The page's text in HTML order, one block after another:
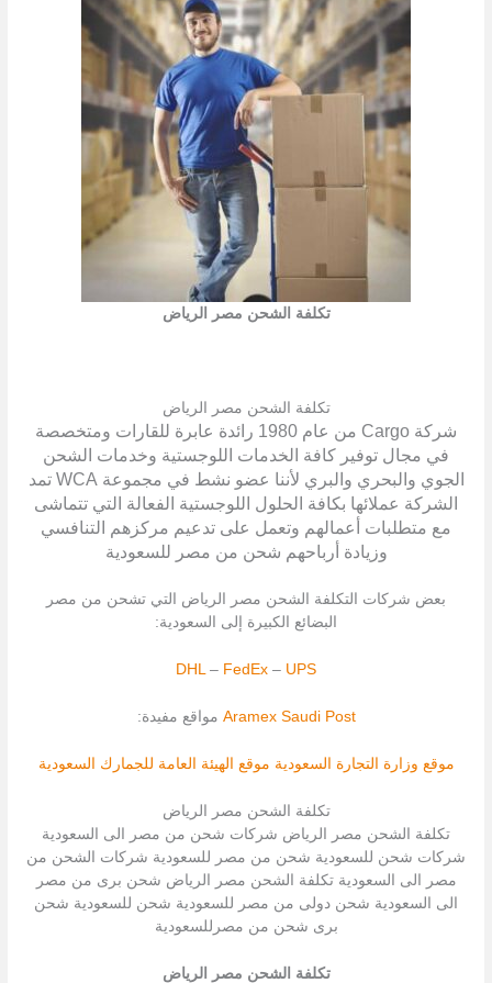
تكلفة الشحن مصر الرياض
تكلفة الشحن مصر الرياض
شركة Cargo من عام 1980 رائدة عابرة للقارات ومتخصصة
في مجال توفير كافة الخدمات اللوجستية وخدمات الشحن
الجوي والبحري والبري لأننا عضو نشط في مجموعة WCA تمد
الشركة عملائها بكافة الحلول اللوجستية الفعالة التي تتماشى
مع متطلبات أعمالهم وتعمل على تدعيم مركزهم التنافسي
وزيادة أرباحهم شحن من مصر للسعودية
بعض شركات التكلفة الشحن مصر الرياض التي تشحن من مصر
البضائع الكبيرة إلى السعودية:
DHL – FedEx – UPS
Aramex Saudi Post مواقع مفيدة:
موقع وزارة التجارة السعودية موقع الهيئة العامة للجمارك السعودية
تكلفة الشحن مصر الرياض
تكلفة الشحن مصر الرياض شركات شحن من مصر الى السعودية
شركات شحن للسعودية شحن من مصر للسعودية شركات الشحن من
مصر الى السعودية تكلفة الشحن مصر الرياض شحن برى من مصر
الى السعودية شحن دولى من مصر للسعودية شحن للسعودية شحن
برى شحن من مصرللسعودية
تكلفة الشحن مصر الرياض